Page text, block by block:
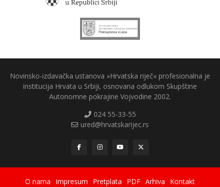
Novinsko-izdavačka ustanova »Hrvatska riječ« profesionalna je
institucija Hrvata u Srbiji, osnovana odlukom Skupštine
Autonomne pokrajine Vojvodine 2002.
024 55-33-55
ured@hrvatskarijec.rs
O nama Impresum Pretplata PDF Arhiva Kontakt